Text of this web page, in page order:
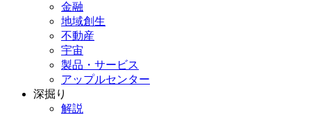
金融
地域創生
不動産
宇宙
製品・サービス
アップルセンター
深掘り
解説